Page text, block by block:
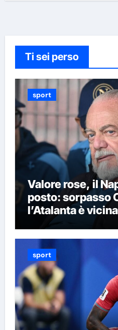
Ti sei perso
sport
Valore rose, il
posto: sorpasso
l’Atalanta è vicina
sport